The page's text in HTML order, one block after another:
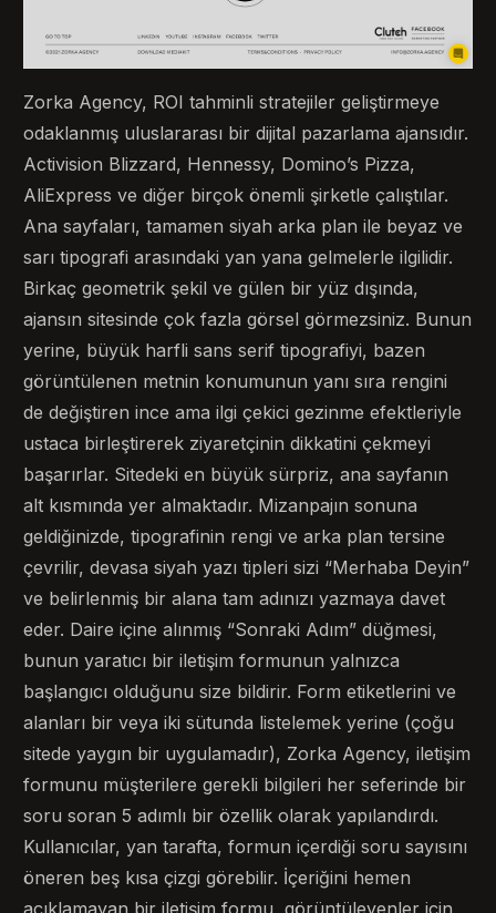
Zorka Agency, ROI tahminli stratejiler geliştirmeye
odaklanmış uluslararası bir dijital pazarlama ajansıdır.
Activision Blizzard, Hennessy, Domino’s Pizza,
AliExpress ve diğer birçok önemli şirketle çalıştılar.
Ana sayfaları, tamamen siyah arka plan ile beyaz ve
sarı tipografi arasındaki yan yana gelmelerle ilgilidir.
Birkaç geometrik şekil ve gülen bir yüz dışında,
ajansın sitesinde çok fazla görsel görmezsiniz. Bunun
yerine, büyük harfli sans serif tipografiyi, bazen
görüntülenen metnin konumunun yanı sıra rengini
de değiştiren ince ama ilgi çekici gezinme efektleriyle
ustaca birleştirerek ziyaretçinin dikkatini çekmeyi
başarırlar. Sitedeki en büyük sürpriz, ana sayfanın
alt kısmında yer almaktadır. Mizanpajın sonuna
geldiğinizde, tipografinin rengi ve arka plan tersine
çevrilir, devasa siyah yazı tipleri sizi “Merhaba Deyin”
ve belirlenmiş bir alana tam adınızı yazmaya davet
eder. Daire içine alınmış “Sonraki Adım” düğmesi,
bunun yaratıcı bir iletişim formunun yalnızca
başlangıcı olduğunu size bildirir. Form etiketlerini ve
alanları bir veya iki sütunda listelemek yerine (çoğu
sitede yaygın bir uygulamadır), Zorka Agency, iletişim
formunu müşterilere gerekli bilgileri her seferinde bir
soru soran 5 adımlı bir özellik olarak yapılandırdı.
Kullanıcılar, yan tarafta, formun içerdiği soru sayısını
öneren beş kısa çizgi görebilir. İçeriğini hemen